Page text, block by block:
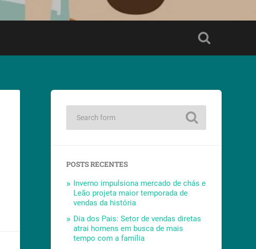
POSTS RECENTES
Inverno impulsiona mercado de chás e
Leão projeta maior temporada de
vendas da história
Dia dos Pais: Setor de vendas diretas
atrai homens em busca de mais
tempo com a família